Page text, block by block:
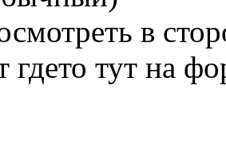
в
гдето тут на